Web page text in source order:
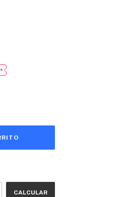
CALCULAR